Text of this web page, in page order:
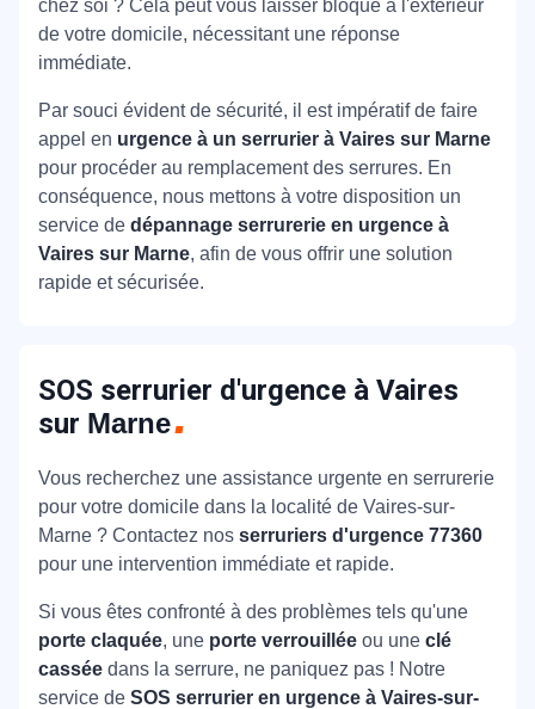
chez soi ? Cela peut vous laisser bloqué à l'extérieur
de votre domicile, nécessitant une réponse
immédiate.
Par souci évident de sécurité, il est impératif de faire
appel en urgence à un serrurier à Vaires sur Marne
pour procéder au remplacement des serrures. En
conséquence, nous mettons à votre disposition un
service de dépannage serrurerie en urgence à
Vaires sur Marne, afin de vous offrir une solution
rapide et sécurisée.
SOS serrurier d'urgence à Vaires
sur Marne
Vous recherchez une assistance urgente en serrurerie
pour votre domicile dans la localité de Vaires-sur-
Marne ? Contactez nos serruriers d'urgence 77360
pour une intervention immédiate et rapide.
Si vous êtes confronté à des problèmes tels qu'une
porte claquée, une porte verrouillée ou une clé
cassée dans la serrure, ne paniquez pas ! Notre
service de SOS serrurier en urgence à Vaires-sur-